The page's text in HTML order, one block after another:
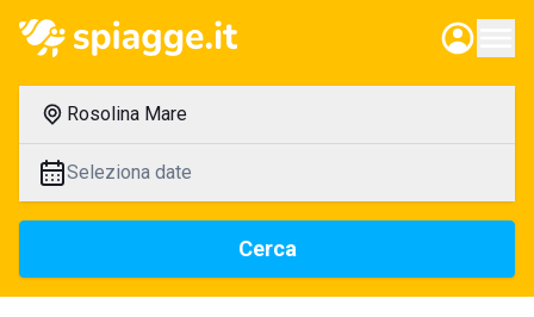
Rosolina Mare
Seleziona date
Cerca